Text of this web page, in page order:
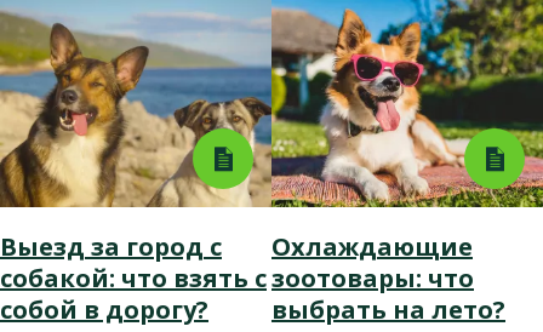
Выезд за город с
собакой: что взять с
собой в дорогу?
Охлаждающие
зоотовары: что
выбрать на лето?